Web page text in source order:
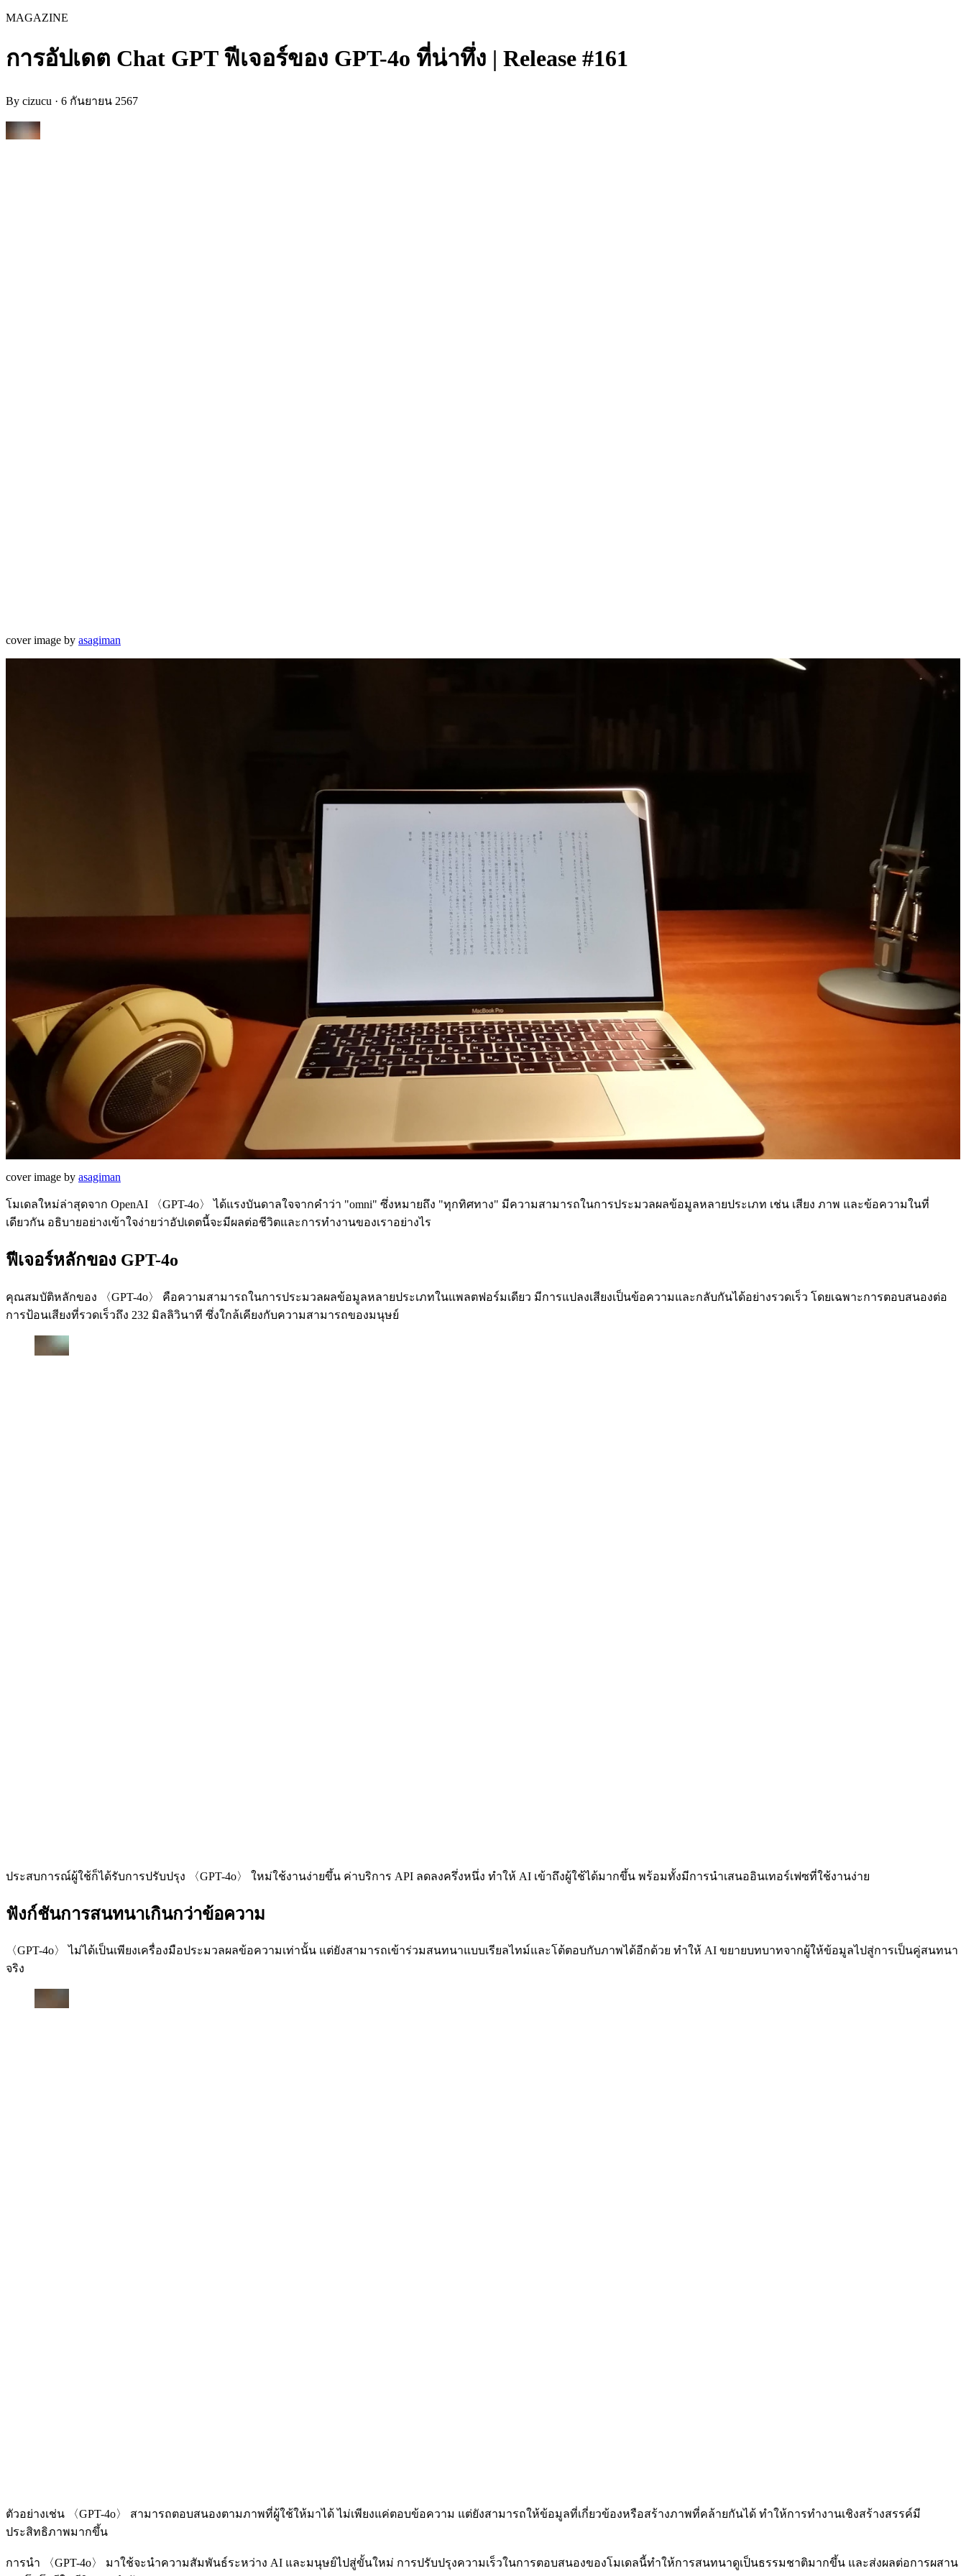
MAGAZINE
การอัปเดต Chat GPT ฟีเจอร์ของ GPT-4o ที่น่าทึ่ง | Release #161
By cizucu · 6 กันยายน 2567
cover image by asagiman
cover image by asagiman
โมเดลใหม่ล่าสุดจาก OpenAI 〈GPT-4o〉 ได้แรงบันดาลใจจากคำว่า "omni" ซึ่งหมายถึง "ทุกทิศทาง" มีความสามารถในการประมวลผลข้อมูลหลายประเภท เช่น เสียง ภาพ และข้อความในที่
เดียวกัน อธิบายอย่างเข้าใจง่ายว่าอัปเดตนี้จะมีผลต่อชีวิตและการทำงานของเราอย่างไร
ฟีเจอร์หลักของ GPT-4o
คุณสมบัติหลักของ 〈GPT-4o〉 คือความสามารถในการประมวลผลข้อมูลหลายประเภทในแพลตฟอร์มเดียว มีการแปลงเสียงเป็นข้อความและกลับกันได้อย่างรวดเร็ว โดยเฉพาะการตอบสนองต่อ
การป้อนเสียงที่รวดเร็วถึง 232 มิลลิวินาที ซึ่งใกล้เคียงกับความสามารถของมนุษย์
ประสบการณ์ผู้ใช้ก็ได้รับการปรับปรุง 〈GPT-4o〉 ใหม่ใช้งานง่ายขึ้น ค่าบริการ API ลดลงครึ่งหนึ่ง ทำให้ AI เข้าถึงผู้ใช้ได้มากขึ้น พร้อมทั้งมีการนำเสนออินเทอร์เฟซที่ใช้งานง่าย
ฟังก์ชันการสนทนาเกินกว่าข้อความ
〈GPT-4o〉 ไม่ได้เป็นเพียงเครื่องมือประมวลผลข้อความเท่านั้น แต่ยังสามารถเข้าร่วมสนทนาแบบเรียลไทม์และโต้ตอบกับภาพได้อีกด้วย ทำให้ AI ขยายบทบาทจากผู้ให้ข้อมูลไปสู่การเป็นคู่สนทนา
จริง
ตัวอย่างเช่น 〈GPT-4o〉 สามารถตอบสนองตามภาพที่ผู้ใช้ให้มาได้ ไม่เพียงแค่ตอบข้อความ แต่ยังสามารถให้ข้อมูลที่เกี่ยวข้องหรือสร้างภาพที่คล้ายกันได้ ทำให้การทำงานเชิงสร้างสรรค์มี
ประสิทธิภาพมากขึ้น
การนำ 〈GPT-4o〉 มาใช้จะนำความสัมพันธ์ระหว่าง AI และมนุษย์ไปสู่ขั้นใหม่ การปรับปรุงความเร็วในการตอบสนองของโมเดลนี้ทำให้การสนทนาดูเป็นธรรมชาติมากขึ้น และส่งผลต่อการผสาน